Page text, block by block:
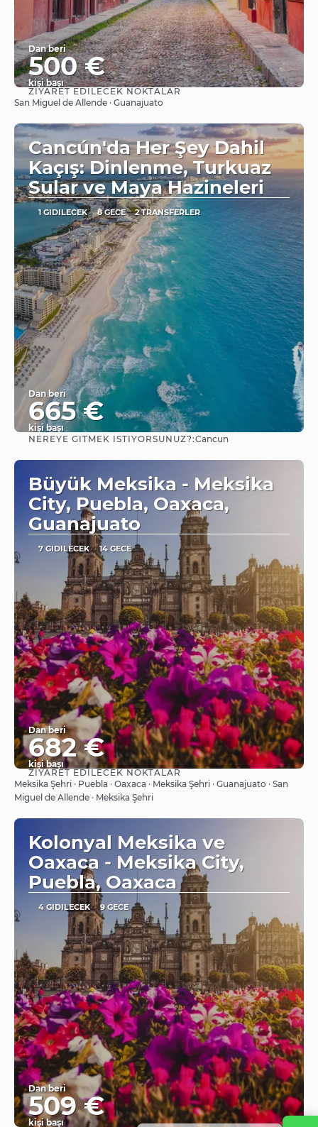
Dan beri
500 €
kişi başı
Görüntüle
ZIYARET EDILECEK NOKTALAR
San Miguel de Allende · Guanajuato
Cancún'da Her Şey Dahil
Kaçış: Dinlenme, Turkuaz
Sular ve Maya Hazineleri
1 GIDILECEK 8 GECE 2 TRANSFERLER
Dan beri
665 €
kişi başı
Görüntüle
NEREYE GITMEK ISTIYORSUNUZ?:Cancun
Büyük Meksika - Meksika
City, Puebla, Oaxaca,
Guanajuato
7 GIDILECEK 14 GECE
Dan beri
682 €
kişi başı
Görüntüle
ZIYARET EDILECEK NOKTALAR
Meksika Şehri · Puebla · Oaxaca · Meksika Şehri · Guanajuato · San
Miguel de Allende · Meksika Şehri
Kolonyal Meksika ve
Oaxaca - Meksika City,
Puebla, Oaxaca
4 GIDILECEK 9 GECE
Dan beri
509 €
kişi başı